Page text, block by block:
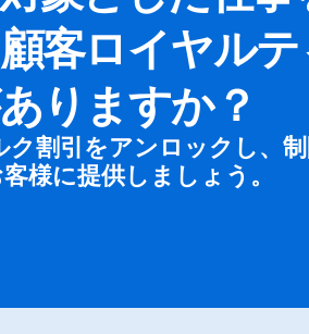
客ロイヤル
りますか？
ク割引をアンロックし、
様に提供しましょう。